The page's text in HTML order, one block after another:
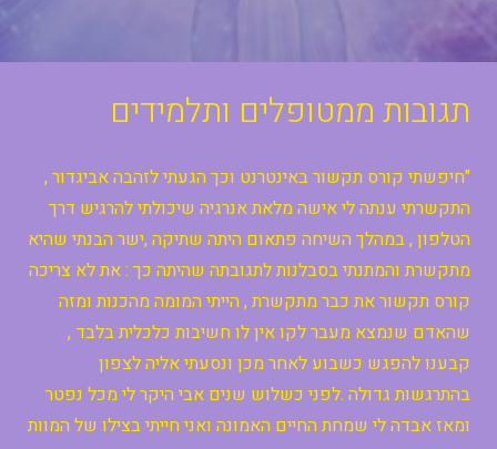
תגובות ממטופלים ותלמידים
"חיפשתי קורס תקשור באינטרנט וכך הגעתי לזהבה אביגדור ,
התקשרתי ענתה לי אישה מלאת אנרגיה שיכולתי להרגיש דרך
הטלפון , במהלך השיחה פתאום היתה שתיקה ,ישר הבנתי שהיא
מתקשרת והמתנתי בסבלנות לתגובתה שהיתה כך : את לא צריכה
קורס תקשור את כבר מתקשרת , הייתי המומה מהכנות ומזה
שהאדם שנמצא מעבר לקו אין לו חשיבות כלכלית בלבד ,
קבענו להפגש כשבוע לאחר מכן ונסעתי אליה לצפון
בהתרגשות גדולה .לפני כשלוש שנים אבי היקר לי מכל נפטר
ומאז אבדה לי שמחת החיים האמונה ואני חייתי בצילו של המוות